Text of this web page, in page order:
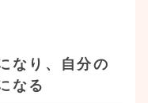
なり、自分の
なる